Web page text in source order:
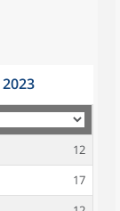
12
17